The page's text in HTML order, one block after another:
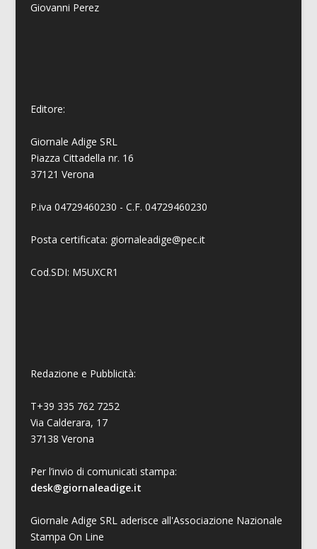
Giovanni Perez
Editore:
Giornale Adige SRL
Piazza Cittadella nr. 16
37121 Verona
P.iva 04729460230 - C.F. 04729460230
Posta certificata: giornaleadige@pec.it
Cod.SDI: M5UXCR1
Redazione e Pubblicità:
T+39 335 762 7252
Via Calderara, 17
37138 Verona
Per l’invio di comunicati stampa:
desk@giornaleadige.it
Giornale Adige SRL aderisce all'Associazione Nazionale
Stampa On Line